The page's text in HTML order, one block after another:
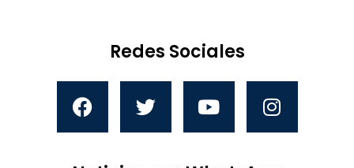
Redes Sociales